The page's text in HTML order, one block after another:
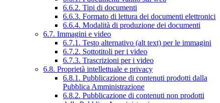
6.6.2. Tipi di documenti
6.6.3. Formato di lettura dei documenti elettronici
6.6.4. Modalità di produzione dei documenti
6.7. Immagini e video
6.7.1. Testo alternativo (alt text) per le immagini
6.7.2. Sottotitoli per i video
6.7.3. Trascrizioni per i video
6.8. Proprietà intellettuale e privacy
6.8.1. Pubblicazione di contenuti prodotti dalla
Pubblica Amministrazione
6.8.2. Pubblicazione di contenuti non prodotti